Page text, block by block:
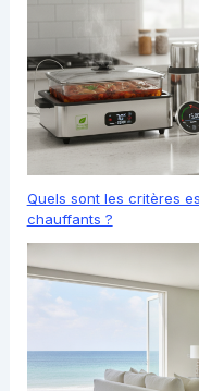
Quels sont les critères
chauffants ?